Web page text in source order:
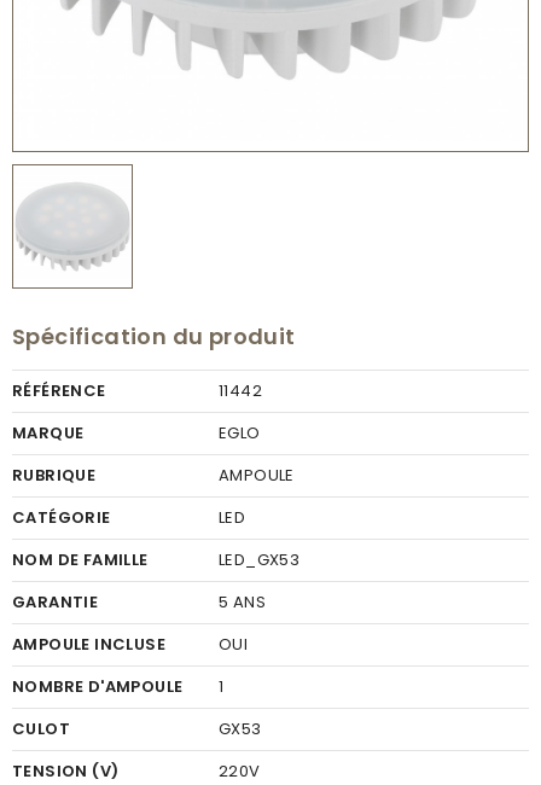
Spécification du produit
RÉFÉRENCE
11442
MARQUE
EGLO
RUBRIQUE
AMPOULE
CATÉGORIE
LED
NOM DE FAMILLE
LED_GX53
GARANTIE
5 ANS
AMPOULE INCLUSE
OUI
NOMBRE D'AMPOULE
1
CULOT
GX53
TENSION (V)
220V